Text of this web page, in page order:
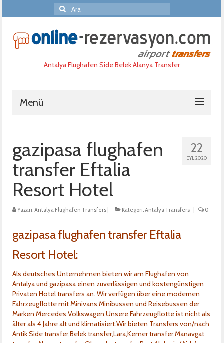
Şunu
ara:
Antalya Flughafen Side Belek Alanya Transfer
Menü
Haufige fragen
Reservierung
Uber uns
Port Aida Akdeniz
Kontakt
22
EYL 2020
gazipasa flughafen
transfer Eftalia
Resort Hotel
Yazarı:Antalya Flughafen Transfers Kategori:Antalya Transfers 0
gazipasa flughafen transfer Eftalia
Resort Hotel:
Als deutsches Unternehmen bieten wir am Flughafen von
Antalya und gazipasa einen zuverlässigen und kostengünstigen
Privaten Hotel transfers an. Wir verfügen über eine modernen
Fahrzeugflotte mit Minivans,Minibussen und Reisebussen der
Marken Mercedes,Volkswagen,Unsere Fahrzeugflotte ist nicht als
älter als 4 Jahre alt und klimatisiert.Wir bieten Transfers von/nach
Antik Side transfer,Belek transfer,Lara,Kemer transfer,Manavgat